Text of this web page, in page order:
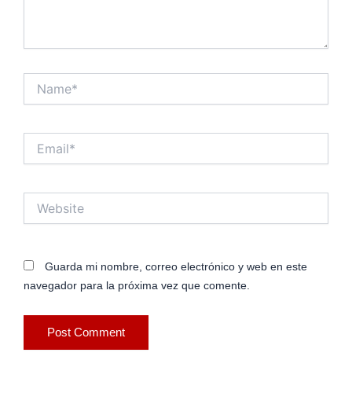
Guarda mi nombre, correo electrónico y web en este
navegador para la próxima vez que comente.